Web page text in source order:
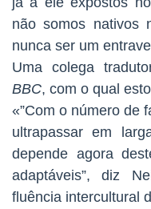
não somos nativos
nunca ser um
Uma colega
BBC, com o qual
«”Com o número de
ultrapassar em
depende agora
adaptáveis”, diz
fluência intercultural